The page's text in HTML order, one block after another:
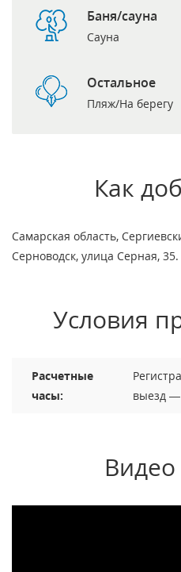
Баня/сауна
Сауна
Остальное
Пляж/На берегу
Как
Самарская область,
Серноводск, улица Серная, 35.
Условия
Расчетные
часы:
выезд —